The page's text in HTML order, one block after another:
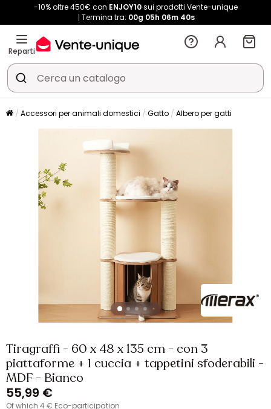
-10% oltre 450€ con ENJOY10sui prodotti Vente-unique
Termina tra: 00g 05h 06m 40s
Reparti
Accessori per animali domestici Gatto Albero per gatti
Tiragraffi - 60 x 48 x 135 cm - con 3
piattaforme + 1 cuccia + tappetini sfoderabili -
MDF - Bianco
55,99 €
of which 4 € Eco-participation